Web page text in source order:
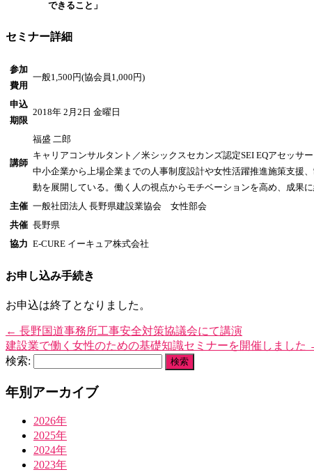
できること」
セミナー詳細
参加
費用
一般1,500円(協会員1,000円)
申込
期限
2018年 2月2日 金曜日
講師
福盛 二郎
キャリアコンサルタント／米シックスセカンズ認定SEI EQアセッ
中小企業から上場企業までの人事制度設計や女性活躍推進施策支援
動を展開している。働く人の視点からモチベーションを高め、成果
主催 一般社団法人 長野県建設業協会 女性部会
共催 長野県
協力 E-CURE イーキュア株式会社
お申し込み手続き
お申込は終了となりました。
← 長野国道事務所工事安全対策協議会にて講演
建設業で働く女性のための基礎知識セミナーを開催しました
検索:
年別アーカイブ
2026年
2025年
2024年
2023年